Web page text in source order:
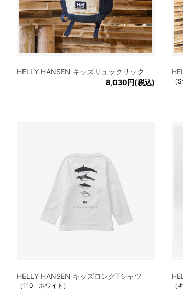
HELLY HANSEN キッズリュックサック
8,030円(税込)
（
HELLY HANSEN キッズロングTシャツ
（110 ホワイト） （